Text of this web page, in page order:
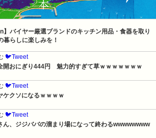
バイヤー厳選ブランドのキッチン用品・食器を取り
らしに楽しみを！
🐦Tweet
開おにぎり444円　魅力的すぎて草ｗｗｗｗｗｗｗ
🐦Tweet
ケクソになるｗｗｗｗ
🐦Tweet
ん、ジジババの溜まり場になって終わるwwwwwwww